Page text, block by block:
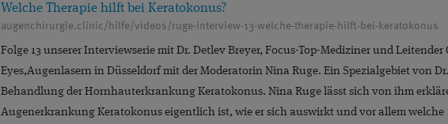
Welche Therapie hilft bei Keratokonus?
augenchirurgie.clinic/hilfe/videos/ruge-interview-13-welche-therapie-hilft-bei-keratokonus
Folge 13 unserer Interviewserie mit Dr. Detlev Breyer, Focus-Top-Mediziner und
Eyes,Augenlasern in Düsseldorf mit der Moderatorin Nina Ruge. Ein Spezialgebiet von
Behandlung der Hornhauterkrankung Keratokonus. Nina Ruge lässt sich von ihm
Augenerkrankung Keratokonus eigentlich ist, wie er sich auswirkt und vor allem welche